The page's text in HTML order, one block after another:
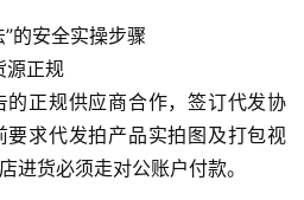
的安全实操步骤
源正规
正规供应商合作，签订代发协
求代发拍产品实拍图及打包视
进货必须走对公账户付款。